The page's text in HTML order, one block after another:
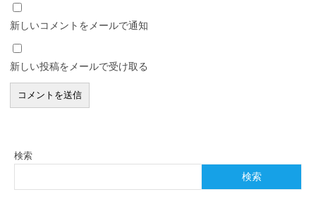
新しいコメントをメールで通知
新しい投稿をメールで受け取る
検索
検索